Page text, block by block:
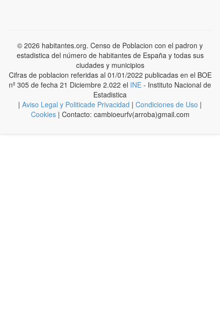
© 2026 habitantes.org. Censo de Poblacion con el padron y
estadistica del número de habitantes de España y todas sus
ciudades y municipios
Cifras de poblacion referidas al 01/01/2022 publicadas en el BOE
nº 305 de fecha 21 Diciembre 2.022 el INE - Instituto Nacional de
Estadistica
| Aviso Legal y Politicade Privacidad | Condiciones de Uso |
Cookies | Contacto: cambioeurfv(arroba)gmail.com